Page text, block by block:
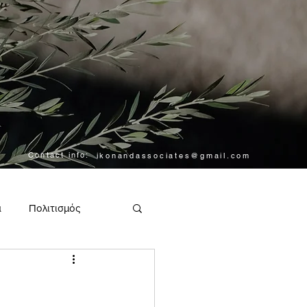
ikonandassociates@gmail.com
Contact info:
Πολιτισμός